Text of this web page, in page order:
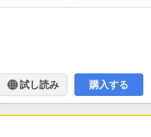
試し読み 購入する